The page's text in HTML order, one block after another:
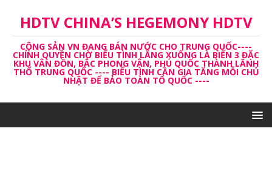
HDTV CHINA’S HEGEMONY HDTV
CỘNG SẢN VN ĐANG BÁN NƯỚC CHO TRUNG QUỐC----
CHÍNH QUYỀN CHỜ BIỂU TÌNH LẮNG XUỐNG LÀ BIẾN 3 ĐẶC
KHU VÂN ĐỒN, BẮC PHONG VÂN, PHÚ QUỐC THÀNH LĂNH
THỔ TRUNG QUỐC ---- BIỂU TÌNH CẦN GIA TĂNG MỖI CHỦ
NHẬT ĐỂ BẢO TOÀN TỔ QUỐC ----